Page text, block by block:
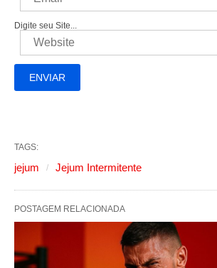
Digite seu Site...
TAGS:
jejum Jejum Intermitente
POSTAGEM RELACIONADA